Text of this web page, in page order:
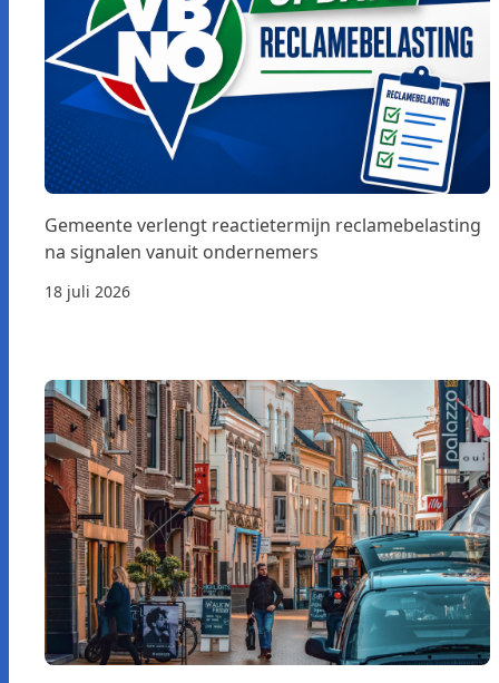
Gemeente verlengt reactietermijn reclamebelasting
na signalen vanuit ondernemers
18 juli 2026